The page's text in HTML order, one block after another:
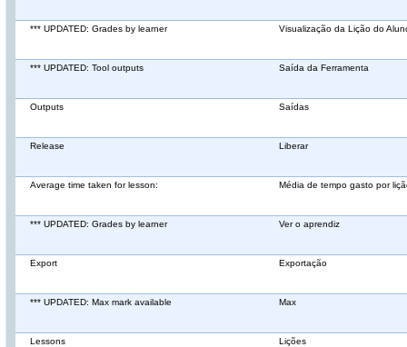
*** UPDATED: Grades by learner Visualização da Lição do
*** UPDATED: Tool outputs Saída da Ferramenta
Outputs Saídas
Release Liberar
Average time taken for lesson: Média de tempo gasto por
*** UPDATED: Grades by learner Ver o aprendiz
Export Exportação
*** UPDATED: Max mark available Max
Lessons Lições